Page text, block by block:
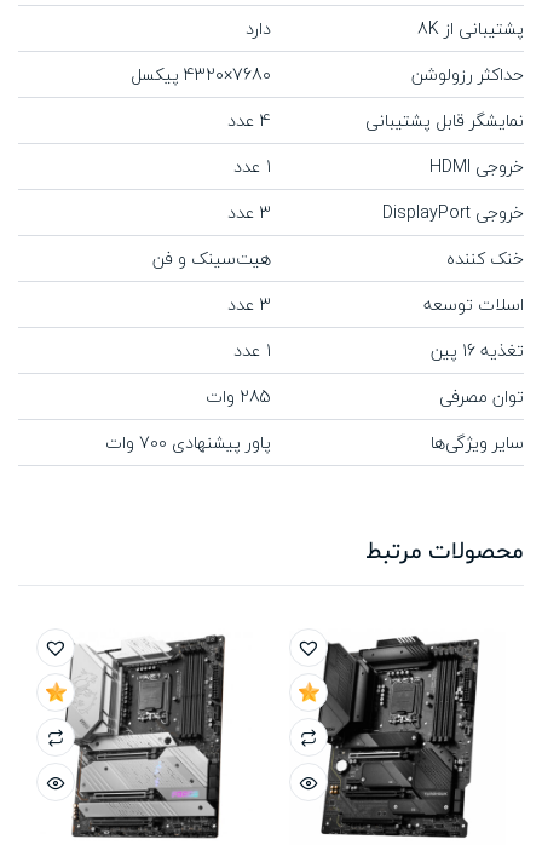
پشتیبانی از 8K
دارد
حداکثر رزولوشن
7680×4320 پیکسل
نمایشگر قابل پشتیبانی
4 عدد
خروجی HDMI
1 عدد
خروجی DisplayPort
3 عدد
خنک کننده
هیت‌سینک و فن
اسلات توسعه
3 عدد
تغذیه 16 پین
1 عدد
توان مصرفی
285 وات
سایر ویژگی‌ها
پاور پیشنهادی 700 وات
محصولات مرتبط